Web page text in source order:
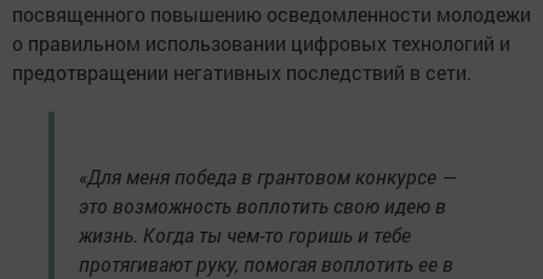
посвященного повышению осведомленности молодежи
о правильном использовании цифровых технологий и
предотвращении негативных последствий в сети.
«Для меня победа в грантовом конкурсе —
это возможность воплотить свою идею в
жизнь. Когда ты чем-то горишь и тебе
протягивают руку, помогая воплотить ее в